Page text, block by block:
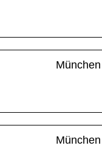
München
München